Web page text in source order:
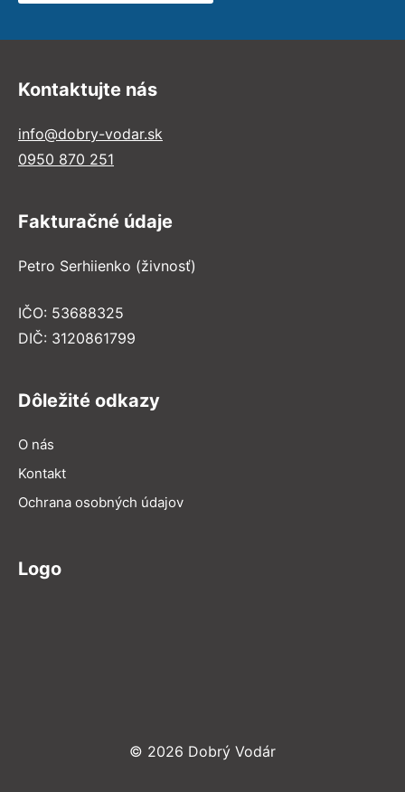
Kontaktujte nás
info@dobry-vodar.sk
0950 870 251
Fakturačné údaje
Petro Serhiienko (živnosť)
IČO: 53688325
DIČ: 3120861799
Dôležité odkazy
O nás
Kontakt
Ochrana osobných údajov
Logo
© 2026 Dobrý Vodár